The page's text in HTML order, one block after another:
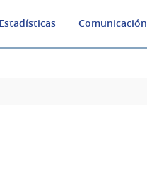
Comunicación